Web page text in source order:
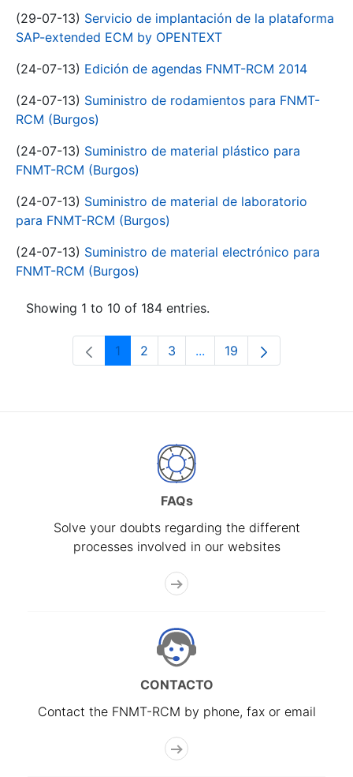
(29-07-13) Servicio de implantación de la plataforma
SAP-extended ECM by OPENTEXT
(24-07-13) Edición de agendas FNMT-RCM 2014
(24-07-13) Suministro de rodamientos para FNMT-
RCM (Burgos)
(24-07-13) Suministro de material plástico para
FNMT-RCM (Burgos)
(24-07-13) Suministro de material de laboratorio
para FNMT-RCM (Burgos)
(24-07-13) Suministro de material electrónico para
FNMT-RCM (Burgos)
Showing 1 to 10 of 184 entries.
Page
1 Page
2 Page
3 ...Intermediate Pages Use
Page
19
FAQs
Solve your doubts regarding the different
processes involved in our websites
CONTACTO
Contact the FNMT-RCM by phone, fax or email